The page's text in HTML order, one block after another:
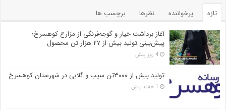
تازه پرخواننده نظرها
برچسب ها
آغاز برداشت خیار و گوجه‌فرنگی از مزارع کوهسرخ؛
پیش‌بینی تولید بیش از ۲۷ هزار تن محصول
4 روز پیش
تولید بیش از ۳۰۰۰تن سیب و گلابی در شهرستان کوهسرخ
1 هفته پیش